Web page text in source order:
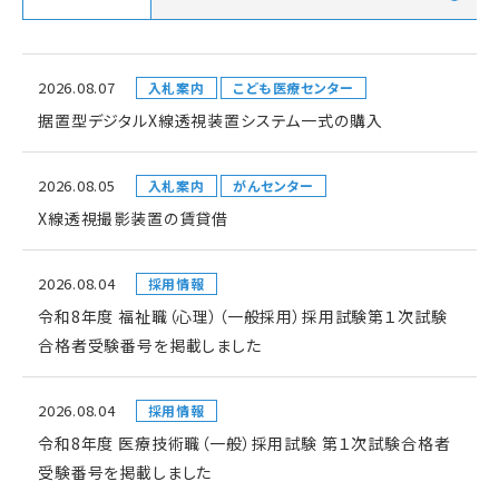
2026.08.07 入札案内 こども医療センター
据置型デジタルX線透視装置システム一式の購入
2026.08.05 入札案内 がんセンター
X線透視撮影装置の賃貸借
2026.08.04 採用情報
令和8年度 福祉職（心理）（一般採用）採用試験第１次試験
合格者受験番号を掲載しました
2026.08.04 採用情報
令和8年度 医療技術職（一般）採用試験 第１次試験合格者
受験番号を掲載しました